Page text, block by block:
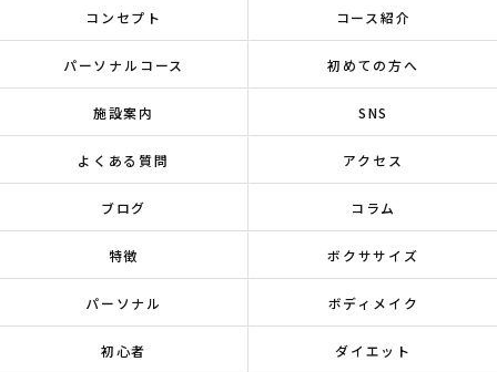
コンセプト コース紹介
パーソナルコース 初めての方へ
施設案内 SNS
よくある質問 アクセス
ブログ コラム
特徴 ボクササイズ
パーソナル ボディメイク
初心者 ダイエット